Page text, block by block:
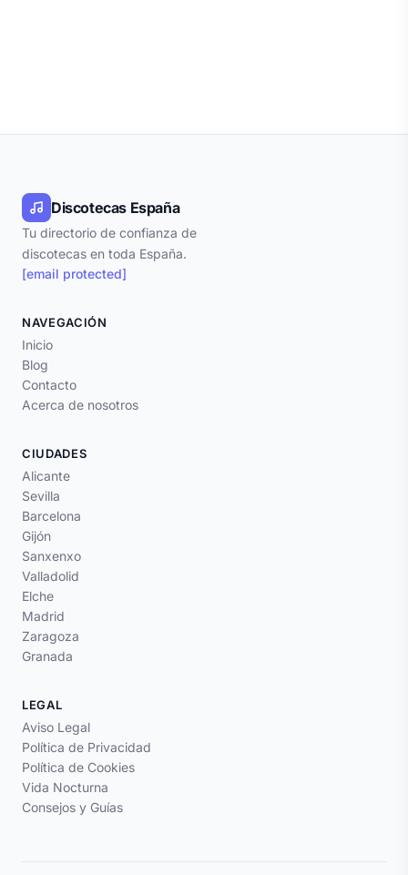
Discotecas España
Tu directorio de confianza de
discotecas en toda España.
[email protected]
NAVEGACIÓN
Inicio
Blog
Contacto
Acerca de nosotros
CIUDADES
Alicante
Sevilla
Barcelona
Gijón
Sanxenxo
Valladolid
Elche
Madrid
Zaragoza
Granada
LEGAL
Aviso Legal
Política de Privacidad
Política de Cookies
Vida Nocturna
Consejos y Guías